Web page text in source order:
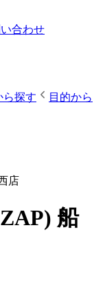
合わせ
ら探す
目的から
店
船